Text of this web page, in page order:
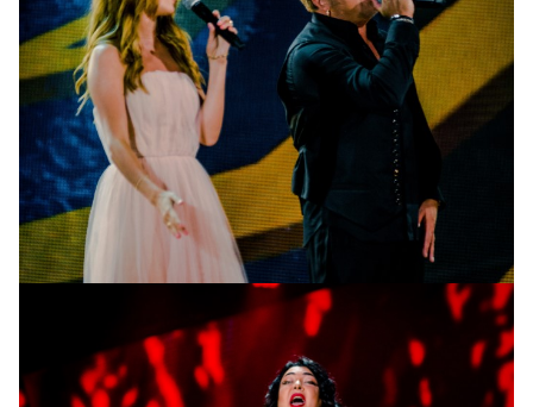
Владимир Пресняков и Наталья Подольская